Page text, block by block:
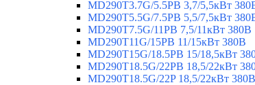
MD290T3.7G/5.5PB 3,7/5,5кВт
MD290T5.5G/7.5PB 5,5/7,5кВт
MD290T7.5G/11PB 7,5/11кВт 380В
MD290T11G/15PB 11/15кВт 380В
MD290T15G/18.5PB 15/18,5кВт
MD290T18.5G/22PB 18,5/22кВт
MD290T18.5G/22P 18,5/22кВт 380В